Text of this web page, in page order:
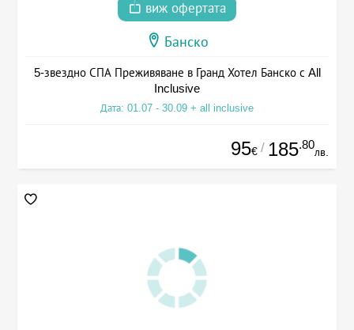
виж офертата
Банско
5-звездно СПА Преживяване в Гранд Хотел Банско с All
Inclusive
Дата: 01.07 - 30.09 + all inclusive
95€ / 185.80
лв.